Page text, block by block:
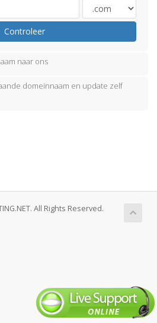
Controleer
naar ons
domeinnaam en update zelf
All Rights Reserved.